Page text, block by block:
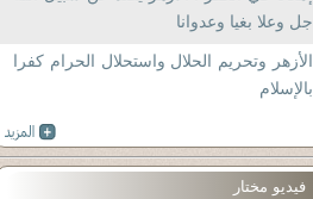
جل وعلا بغيا وعدوانا
الأزهر وتحريم الحلال واستحلال الحرام كفرا
بالإسلام
فيديو مختار